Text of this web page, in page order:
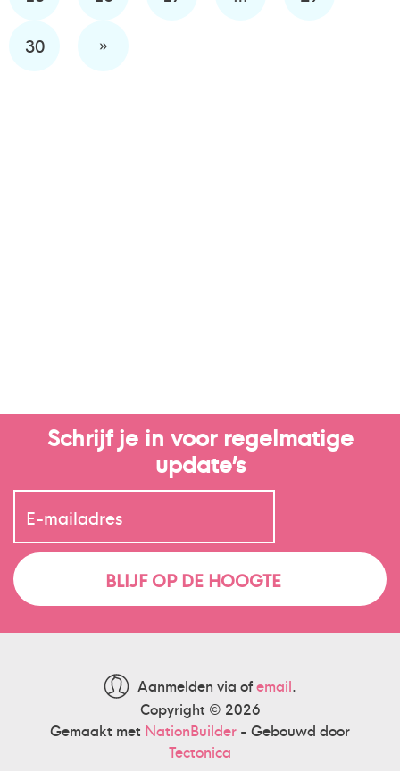
30 »
Schrijf je in voor regelmatige
update’s
Aanmelden via ofemail.
Copyright © 2026
Gemaakt met NationBuilder - Gebouwd door
Tectonica